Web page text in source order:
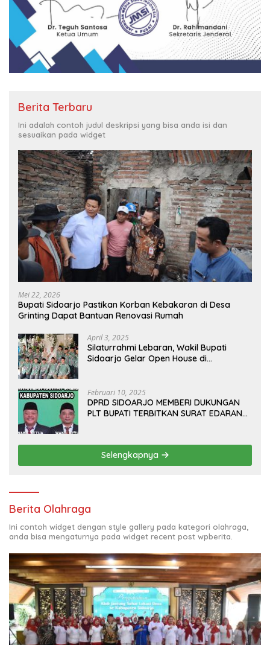
Berita Terbaru
Ini adalah contoh judul deskripsi yang bisa anda isi dan
sesuaikan pada widget
Mei 22, 2026
Bupati Sidoarjo Pastikan Korban Kebakaran di Desa
Grinting Dapat Bantuan Renovasi Rumah
April 3, 2025
Silaturrahmi Lebaran, Wakil Bupati
Sidoarjo Gelar Open House di
Februari 10, 2025
DPRD SIDOARJO MEMBERI DUKUNGAN
PLT BUPATI TERBITKAN SURAT EDARAN
KELUAR KOTA
Selengkapnya
Berita Olahraga
Ini contoh widget dengan style gallery pada kategori olahraga,
anda bisa mengaturnya pada widget recent post wpberita.